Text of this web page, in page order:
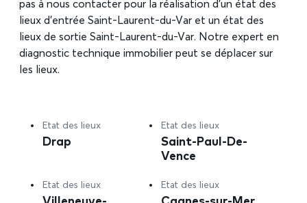
pas à nous contacter pour la réalisation d’un état des
lieux d’entrée Saint-Laurent-du-Var et un état des
lieux de sortie Saint-Laurent-du-Var. Notre expert en
diagnostic technique immobilier peut se déplacer sur
les lieux.
Etat des lieux
Drap
Etat des lieux
Saint-Paul-De-
Vence
Etat des lieux Etat des lieux